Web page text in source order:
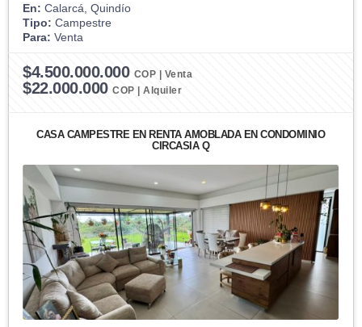
En: Calarcá, Quindío
Tipo: Campestre
Para: Venta
$4.500.000.000 COP | Venta
$22.000.000 COP | Alquiler
CASA CAMPESTRE EN RENTA AMOBLADA EN CONDOMINIO
CIRCASIA Q